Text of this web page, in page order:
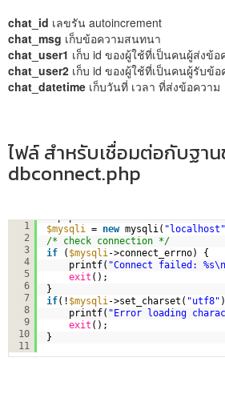
chat_id เลขรัน autoincrement
chat_msg เก็บข้อความสนทนา
chat_user1 เก็บ id ของผู้ใช้ที่เป็นคนผู้ส่งข้อ
chat_user2 เก็บ id ของผู้ใช้ที่เป็นคนผู้รับข้อ
chat_datetime เก็บวันที่ เวลา ที่ส่งข้อความ
ไฟล์ สำหรับเชื่อมต่อกับฐา
dbconnect.php
1
2
3
4
5
6
7
8
9
10
11
$mysqli
= new mysqli( "localhost"
/* check connection */
if
( $mysqli ->connect_errno) {
printf( "Connect failed:
exit ();
}
if(! $mysqli ->set_charset( "utf8"
printf( "Error loading
exit ();
}